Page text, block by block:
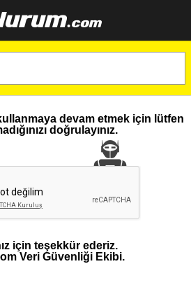
devam etmek için lütfen
doğrulayınız.
için teşekkür ederiz.
Veri Güvenliği Ekibi.